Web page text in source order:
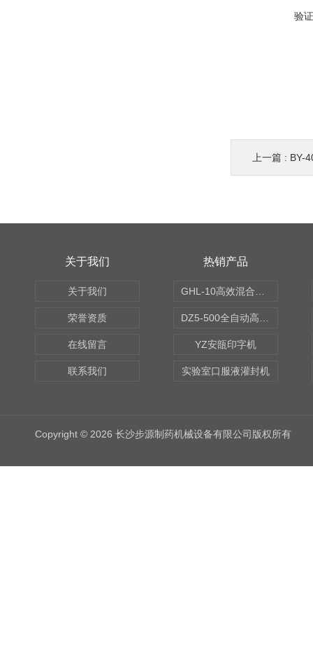
验
上一篇 : BY-
关于我们
关于我们
荣誉资质
在线留言
联系我们
热销产品
YZ安瓿印字机
实验室口服液灌封机
Copyright © 2026 长沙步源制药机械设备有限公司版权所有